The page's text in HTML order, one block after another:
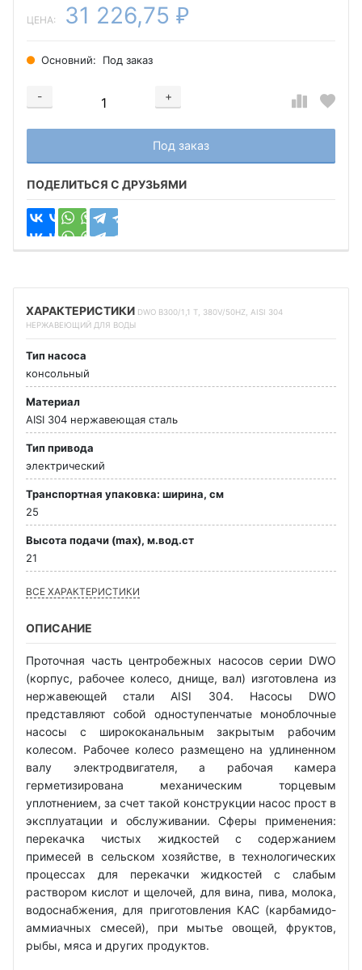
ЦЕНА: 31 226,75 ₽
Основний: Под заказ
-
+
Добавляется...
Под заказ
Добавлен
ПОДЕЛИТЬСЯ С ДРУЗЬЯМИ
ХАРАКТЕРИСТИКИ DWO B300/1,1 T, 380V/50HZ, AISI 304
НЕРЖАВЕЮЩИЙ ДЛЯ ВОДЫ
Тип насоса
консольный
Материал
AISI 304 нержавеющая сталь
Тип привода
электрический
Транспортная упаковка: ширина, см
25
Высота подачи (max), м.вод.ст
21
ВСЕ ХАРАКТЕРИСТИКИ
ОПИСАНИЕ
Проточная часть центробежных насосов серии DWO
(корпус, рабочее колесо, днище, вал) изготовлена из
нержавеющей стали AISI 304. Насосы DWO
представляют собой одноступенчатые моноблочные
насосы с ширококанальным закрытым рабочим
колесом. Рабочее колесо размещено на удлиненном
валу электродвигателя, а рабочая камера
герметизирована механическим торцевым
уплотнением, за счет такой конструкции насос прост в
эксплуатации и обслуживании. Сферы применения:
перекачка чистых жидкостей с содержанием
примесей в сельском хозяйстве, в технологических
процессах для перекачки жидкостей с слабым
раствором кислот и щелочей, для вина, пива, молока,
водоснабжения, для приготовления КАС (карбамидо-
аммиачных смесей), при мытье овощей, фруктов,
рыбы, мяса и других продуктов.